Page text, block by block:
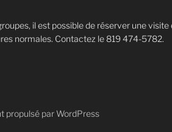
il est possible de réserver une
normales. Contactez le 819 474-5782.
propulsé par WordPress